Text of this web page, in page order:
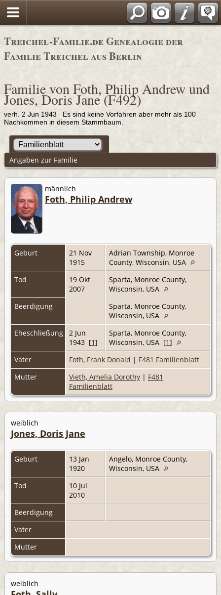
Adressbücher
Treichel-Familie.de Genealogie der
Familie Treichel aus Berlin
Familie von Foth, Philip Andrew und
Jones, Doris Jane (F492)
verh. 2 Jun 1943 Es sind keine Vorfahren aber mehr als 100
Nachkommen in diesem Stammbaum.
Angaben zur Familie
männlich
Foth, Philip Andrew
Geburt
21 Nov
1915
Adrian Township, Monroe
County, Wisconsin, USA
Tod
19 Okt
2007
Sparta, Monroe County,
Wisconsin, USA
Beerdigung
Sparta, Monroe County,
Wisconsin, USA
Eheschließung
2 Jun
1943 [1]
Sparta, Monroe County,
Wisconsin, USA [1]
Vater
Foth, Frank Donald | F481 Familienblatt
Mutter
Vieth, Amelia Dorothy | F481
Familienblatt
weiblich
Jones, Doris Jane
Geburt
13 Jan
1920
Angelo, Monroe County,
Wisconsin, USA
Tod
10 Jul
2010
Beerdigung
Vater
Mutter
weiblich